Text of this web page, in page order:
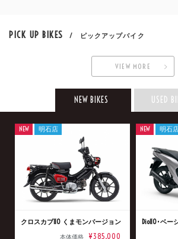
PICK UP BIKES / ピックアップバイク
VIEW MORE
NEW BIKES USED
クロスカブ110 くまモンバージョン
本体価格 ¥385,000
NEW 明石店
Dio110･ベー
NEW 明石